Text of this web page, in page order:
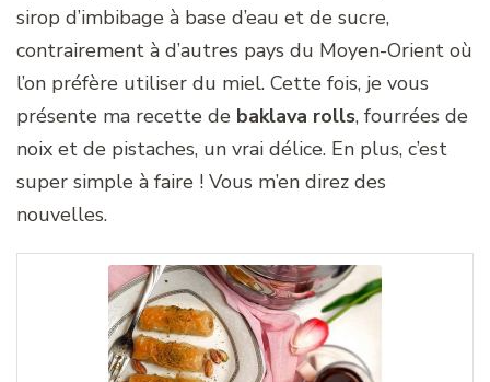
sirop d’imbibage à base d’eau et de sucre,
contrairement à d’autres pays du Moyen-Orient où
l’on préfère utiliser du miel. Cette fois, je vous
présente ma recette de baklava rolls, fourrées de
noix et de pistaches, un vrai délice. En plus, c’est
super simple à faire ! Vous m’en direz des
nouvelles.